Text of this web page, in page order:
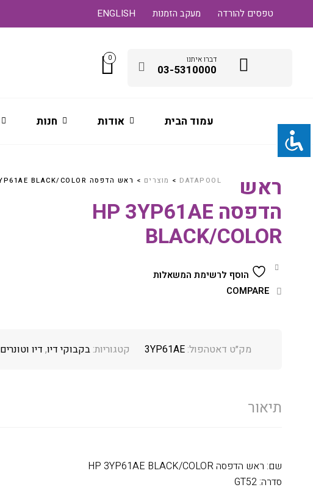
ENGLISH מעקב הזמנות טפסים להורדה
דברו איתנו
03-5310000
0
עמוד הבית אודות חנות
DATAPOOL
> מוצרים > ראש הדפסה HP 3YP61AE BLACK/COLOR
ראש
הדפסה HP 3YP61AE
BLACK/COLOR
הוסף לרשימת המשאלות
COMPARE
מק״ט דאטהפול: 3YP61AE קטגוריות: בקבוקי דיו, דיו וטונרים
תיאור
שם: ראש הדפסה HP 3YP61AE BLACK/COLOR
סדרה: GT52